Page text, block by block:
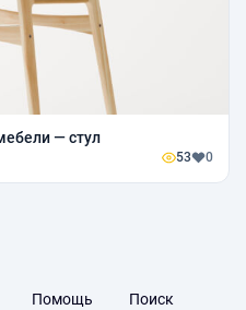
— стул
53 0
Помощь Поиск